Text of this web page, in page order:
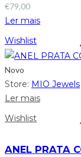
€79,00
Ler mais
Wishlist
Novo
Store: MIO Jewels
Ler mais
Wishlist
ANEL PRATA